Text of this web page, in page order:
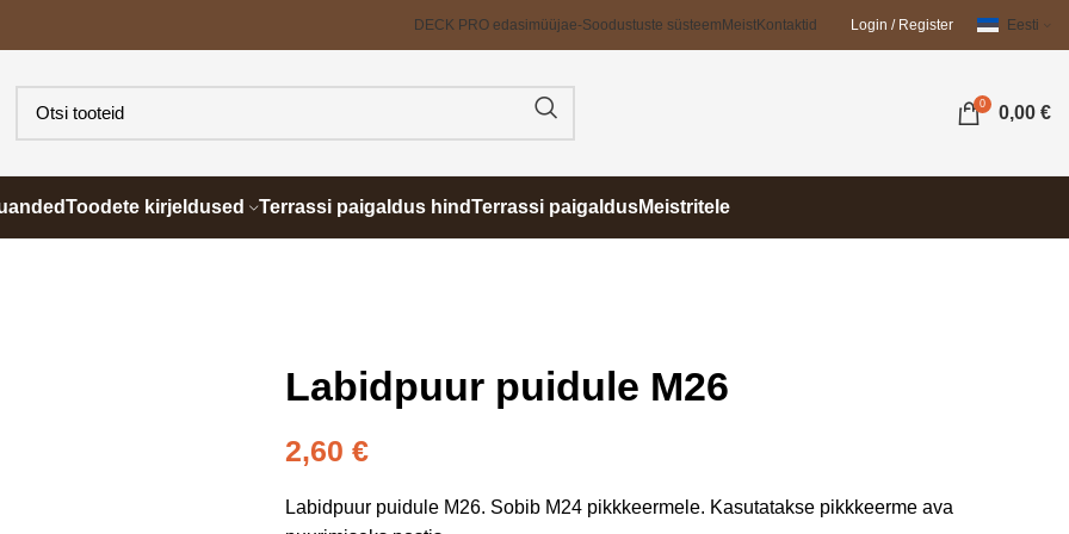
DECK PRO edasimüüjae-Soodustuste süsteem MeistKontaktid Login / Register Eesti
0 0,00 €
Toodete kirjeldused Terrassi paigaldus hindTerrassi paigaldusMeistritele
Labidpuur puidule M26
2,60 €
Labidpuur puidule M26. Sobib M24 pikkkeermele. Kasutatakse pikkkeerme ava